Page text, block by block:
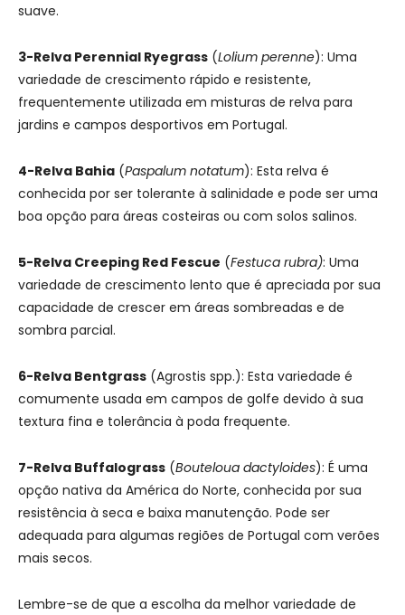
suave.
3-Relva Perennial Ryegrass (Lolium perenne): Uma
variedade de crescimento rápido e resistente,
frequentemente utilizada em misturas de relva para
jardins e campos desportivos em Portugal.
4-Relva Bahia (Paspalum notatum): Esta relva é
conhecida por ser tolerante à salinidade e pode ser uma
boa opção para áreas costeiras ou com solos salinos.
5-Relva Creeping Red Fescue (Festuca rubra): Uma
variedade de crescimento lento que é apreciada por sua
capacidade de crescer em áreas sombreadas e de
sombra parcial.
6-Relva Bentgrass (Agrostis spp.): Esta variedade é
comumente usada em campos de golfe devido à sua
textura fina e tolerância à poda frequente.
7-Relva Buffalograss (Bouteloua dactyloides): É uma
opção nativa da América do Norte, conhecida por sua
resistência à seca e baixa manutenção. Pode ser
adequada para algumas regiões de Portugal com verões
mais secos.
Lembre-se de que a escolha da melhor variedade de